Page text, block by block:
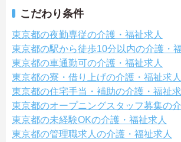
こだわり条件
東京都の夜勤専従の介護・福祉求人
東京都の駅から徒歩10分以内の介護・
東京都の車通勤可の介護・福祉求人
東京都の寮・借り上げの介護・福祉求人
東京都の住宅手当・補助の介護・福祉
東京都のオープニングスタッフ募集の
東京都の未経験OKの介護・福祉求人
東京都の管理職求人の介護・福祉求人